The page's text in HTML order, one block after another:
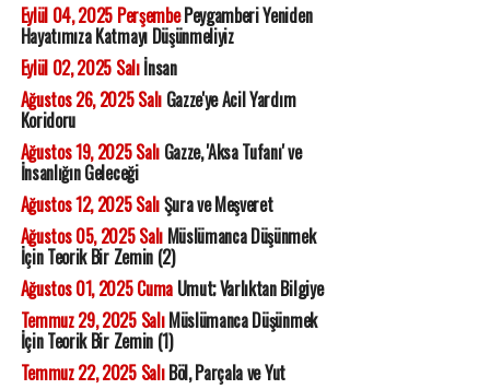
Eylül 04, 2025 PerşembePeygamberi Yeniden
Hayatımıza Katmayı Düşünmeliyiz
Eylül 02, 2025 Salıİnsan
Ağustos 26, 2025 SalıGazze'ye Acil Yardım
Koridoru
Ağustos 19, 2025 SalıGazze, 'Aksa Tufanı' ve
İnsanlığın Geleceği
Ağustos 12, 2025 SalıŞura ve Meşveret
Ağustos 05, 2025 SalıMüslümanca Düşünmek
İçin Teorik Bir Zemin (2)
Ağustos 01, 2025 CumaUmut; Varlıktan Bilgiye
Temmuz 29, 2025 SalıMüslümanca Düşünmek
İçin Teorik Bir Zemin (1)
Temmuz 22, 2025 SalıBöl, Parçala ve Yut